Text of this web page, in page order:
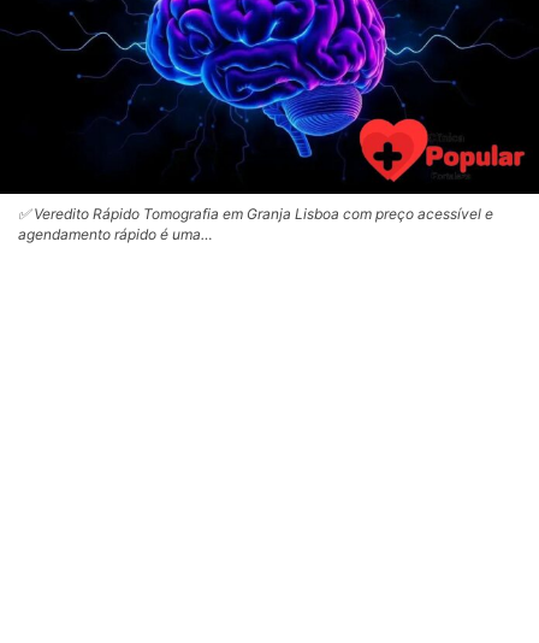
✅ Veredito Rápido Tomografia em Granja Lisboa com preço acessível e
agendamento rápido é uma…